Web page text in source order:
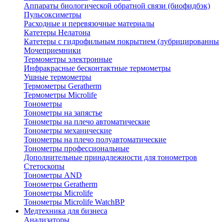
Аппараты биологической обратной связи (биофидбэк)
Пульсоксиметры
Расходные и перевязочные материалы
Катетеры Нелатона
Катетеры с гидрофильным покрытием
Мочеприемники
Термометры электронные
Инфракрасные бесконтактные термометры
Ушные термометры
Термометры Geratherm
Термометры Microlife
Тонометры
Тонометры на запястье
Тонометры на плечо автоматические
Тонометры механические
Тонометры на плечо полуавтоматические
Тонометры профессиональные
Дополнительные принадлежности для тонометров
Стетоскопы
Тонометры AND
Тонометры Geratherm
Тонометры Microlife
Тонометры Microlife WatchBP
Медтехника для бизнеса
Анализаторы